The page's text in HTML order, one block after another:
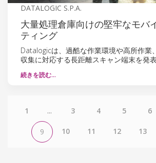
DATALOGIC S.P.A.
大量処理倉庫向けの堅牢なモバ
ティング
Datalogicは、過酷な作業環境や高所作業
収集に対応する長距離スキャン端末を発表
続きを読む…
1 ... 3 4 5 6
9 10 11 12 13